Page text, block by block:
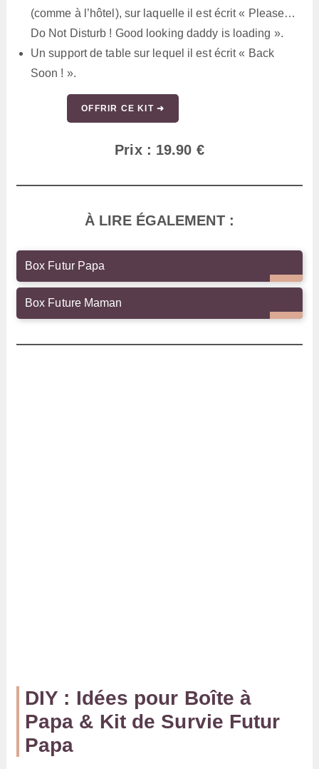
(comme à l’hôtel), sur laquelle il est écrit « Please…
Do Not Disturb ! Good looking daddy is loading ».
Un support de table sur lequel il est écrit « Back
Soon ! ».
OFFRIR CE KIT ➜
Prix : 19.90 €
À LIRE ÉGALEMENT :
Box Futur Papa
Box Future Maman
DIY : Idées pour Boîte à
Papa & Kit de Survie Futur
Papa